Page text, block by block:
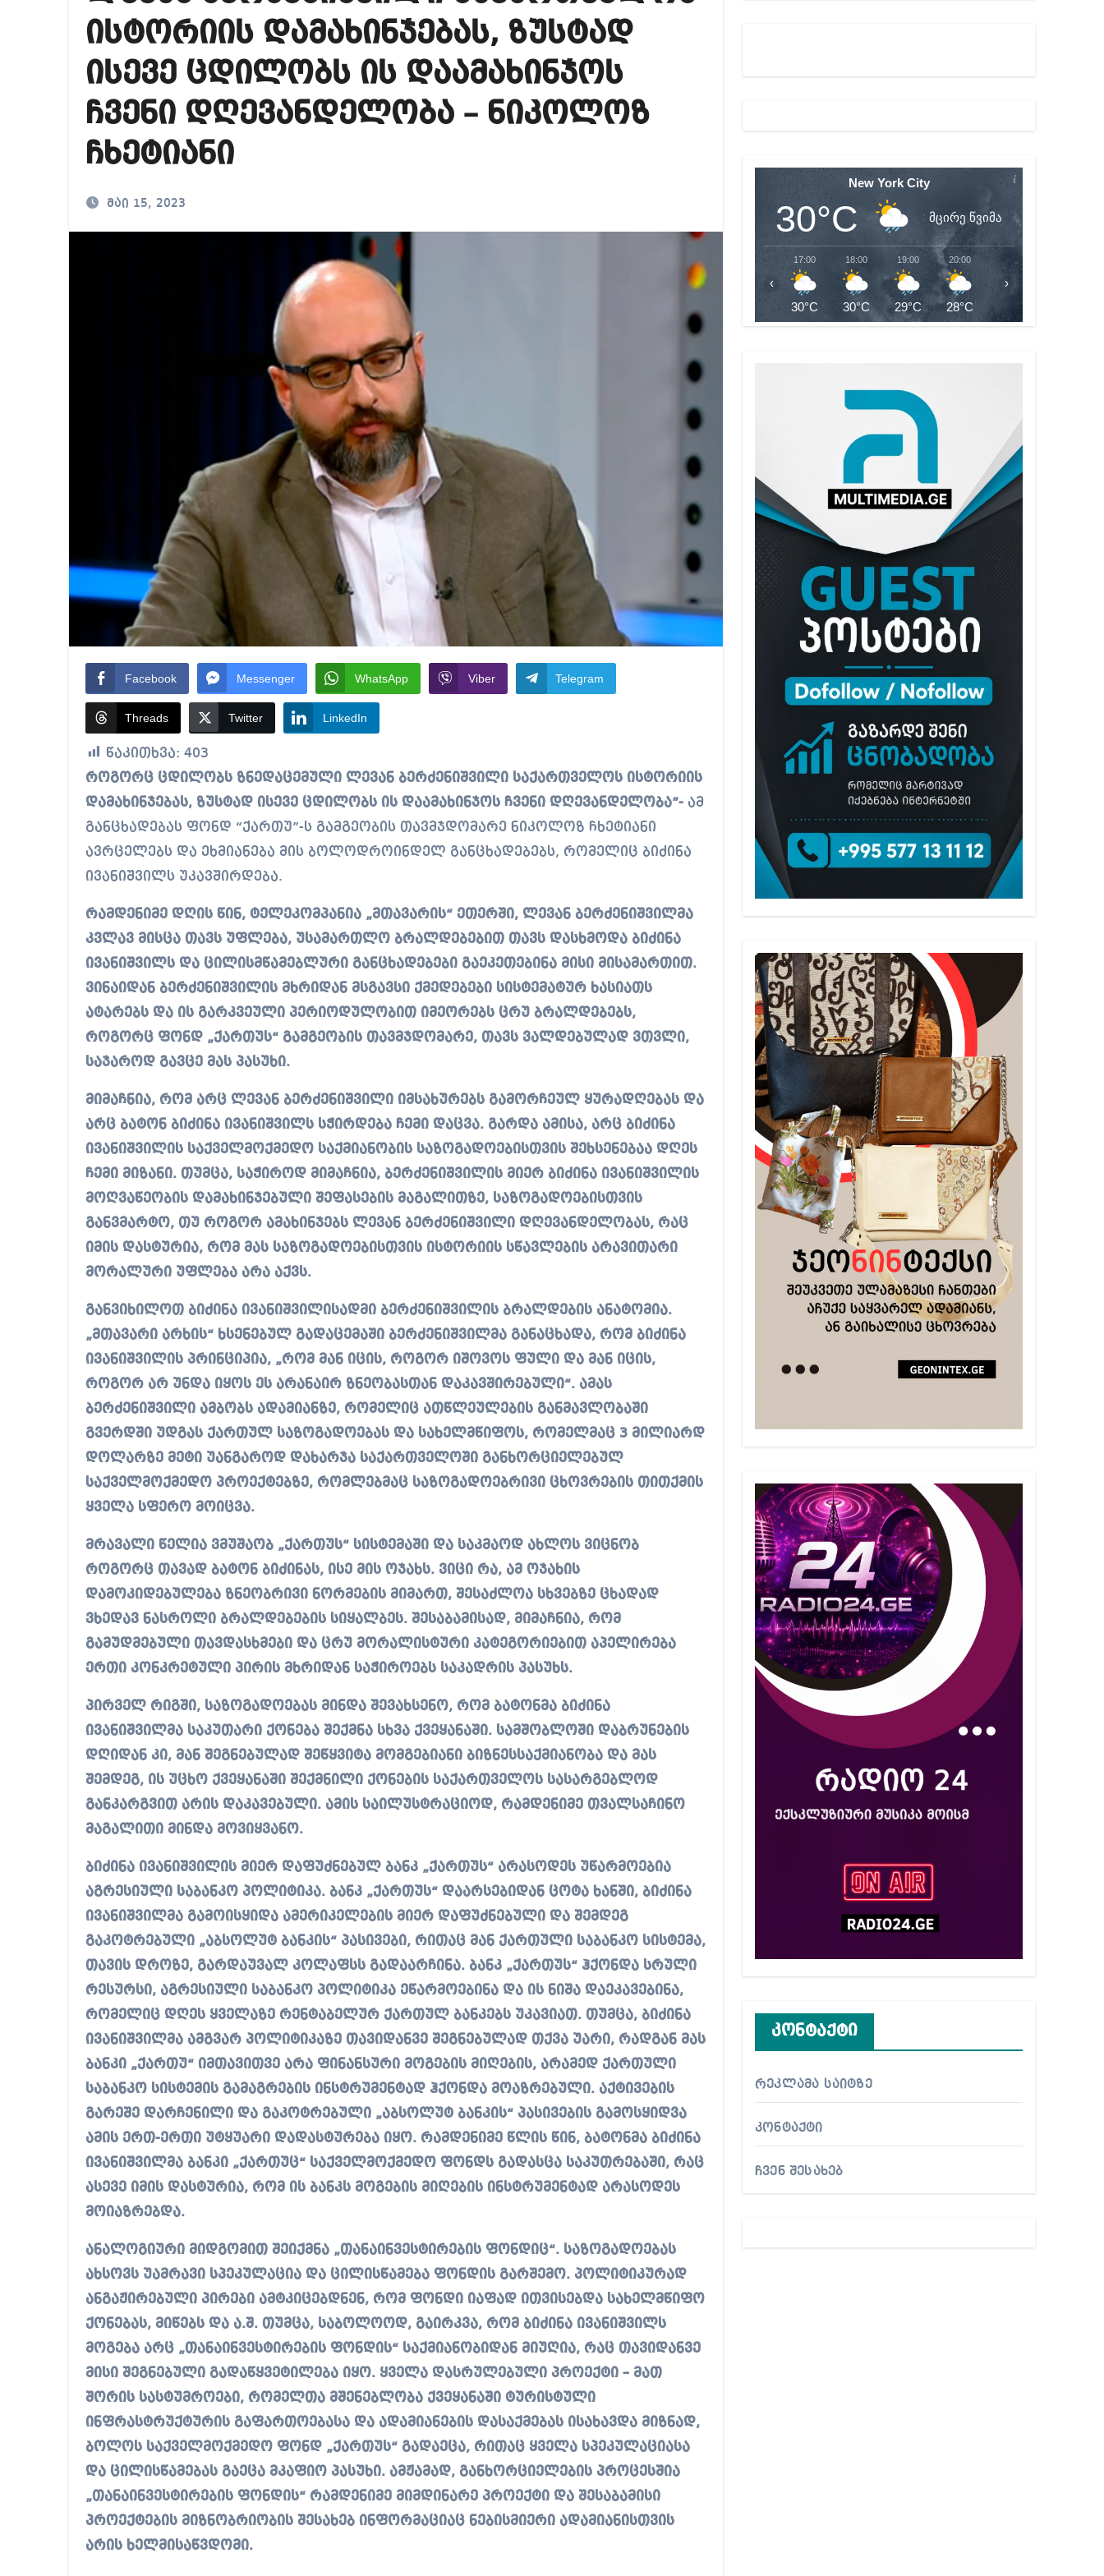
იმდენად დიდია საზოგადოებაში აგრესია, რომ ბოლოს, შეიძლება ტრაგიკულ შედეგებამდე მივიდეთ – ირმა ინაშვილი
ნია იმნაძეს ბრალი ოფიციალურად წაუყენეს – აღნიშნული მუხლი 13 წლამდე პატიმრობას ითვალისწინებს
ისტორიის დამახინჯებას, ზუსტად
ისევე ცდილობს ის დაამახინჯოს
ჩვენი დღევანდელობა – ნიკოლოზ
ჩხეტიანი
მაი 15, 2023
Facebook Messenger WhatsApp Viber Telegram
Threads Twitter LinkedIn
წაკითხვა: 403
როგორც ცდილობს ზნედაცემული ლევან ბერძენიშვილი საქართველოს ისტორიის
დამახინჯებას, ზუსტად ისევე ცდილობს ის დაამახინჯოს ჩვენი დღევანდელობა”- ამ
განცხადებას ფონდ “ქართუ”-ს გამგეობის თავმჯდომარე ნიკოლოზ ჩხეტიანი
ავრცელებს და ეხმიანება მის ბოლოდროინდელ განცხადებებს, რომელიც ბიძინა
ივანიშვილს უკავშირდება.
რამდენიმე დღის წინ, ტელეკომპანია „მთავარის“ ეთერში, ლევან ბერძენიშვილმა
კვლავ მისცა თავს უფლება, უსამართლო ბრალდებებით თავს დასხმოდა ბიძინა
ივანიშვილს და ცილისმწამებლური განცხადებები გაეკეთებინა მისი მისამართით.
ვინაიდან ბერძენიშვილის მხრიდან მსგავსი ქმედებები სისტემატურ ხასიათს
ატარებს და ის გარკვეული პერიოდულობით იმეორებს ცრუ ბრალდებებს,
როგორც ფონდ „ქართუს“ გამგეობის თავმჯდომარე, თავს ვალდებულად ვთვლი,
საჯაროდ გავცე მას პასუხი.
მიმაჩნია, რომ არც ლევან ბერძენიშვილი იმსახურებს გამორჩეულ ყურადღებას და
არც ბატონ ბიძინა ივანიშვილს სჭირდება ჩემი დაცვა. გარდა ამისა, არც ბიძინა
ივანიშვილის საქველმოქმედო საქმიანობის საზოგადოებისთვის შეხსენებაა დღეს
ჩემი მიზანი. თუმცა, საჭიროდ მიმაჩნია, ბერძენიშვილის მიერ ბიძინა ივანიშვილის
მოღვაწეობის დამახინჯებული შეფასების მაგალითზე, საზოგადოებისთვის
განვმარტო, თუ როგორ ამახინჯებს ლევან ბერძენიშვილი დღევანდელობას, რაც
იმის დასტურია, რომ მას საზოგადოებისთვის ისტორიის სწავლების არავითარი
მორალური უფლება არა აქვს.
განვიხილოთ ბიძინა ივანიშვილისადმი ბერძენიშვილის ბრალდების ანატომია.
„მთავარი არხის“ ხსენებულ გადაცემაში ბერძენიშვილმა განაცხადა, რომ ბიძინა
ივანიშვილის პრინციპია, „რომ მან იცის, როგორ იშოვოს ფული და მან იცის,
როგორ არ უნდა იყოს ეს არანაირ ზნეობასთან დაკავშირებული“. ამას
ბერძენიშვილი ამბობს ადამიანზე, რომელიც ათწლეულების განმავლობაში
გვერდში უდგას ქართულ საზოგადოებას და სახელმწიფოს, რომელმაც 3 მილიარდ
დოლარზე მეტი უანგაროდ დახარჯა საქართველოში განხორციელებულ
საქველმოქმედო პროექტებზე, რომლებმაც საზოგადოებრივი ცხოვრების თითქმის
ყველა სფერო მოიცვა.
მრავალი წელია ვმუშაობ „ქართუს“ სისტემაში და საკმაოდ ახლოს ვიცნობ
როგორც თავად ბატონ ბიძინას, ისე მის ოჯახს. ვიცი რა, ამ ოჯახის
დამოკიდებულება ზნეობრივი ნორმების მიმართ, შესაძლოა სხვებზე ცხადად
ვხედავ ნასროლი ბრალდებების სიყალბეს. შესაბამისად, მიმაჩნია, რომ
გამუდმებული თავდასხმები და ცრუ მორალისტური კატეგორიებით აპელირება
ერთი კონკრეტული პირის მხრიდან საჭიროებს საკადრის პასუხს.
პირველ რიგში, საზოგადოებას მინდა შევახსენო, რომ ბატონმა ბიძინა
ივანიშვილმა საკუთარი ქონება შექმნა სხვა ქვეყანაში. სამშობლოში დაბრუნების
დღიდან კი, მან შეგნებულად შეწყვიტა მომგებიანი ბიზნესსაქმიანობა და მას
შემდეგ, ის უცხო ქვეყანაში შექმნილი ქონების საქართველოს სასარგებლოდ
განკარგვით არის დაკავებული. ამის საილუსტრაციოდ, რამდენიმე თვალსაჩინო
მაგალითი მინდა მოვიყვანო.
ბიძინა ივანიშვილის მიერ დაფუძნებულ ბანკ „ქართუს“ არასოდეს უწარმოებია
აგრესიული საბანკო პოლიტიკა. ბანკ „ქართუს“ დაარსებიდან ცოტა ხანში, ბიძინა
ივანიშვილმა გამოისყიდა ამერიკელების მიერ დაფუძნებული და შემდეგ
გაკოტრებული „აბსოლუტ ბანკის“ პასივები, რითაც მან ქართული საბანკო სისტემა,
თავის დროზე, გარდაუვალ კოლაფსს გადაარჩინა. ბანკ „ქართუს“ ჰქონდა სრული
რესურსი, აგრესიული საბანკო პოლიტიკა ეწარმოებინა და ის ნიშა დაეკავებინა,
რომელიც დღეს ყველაზე რენტაბელურ ქართულ ბანკებს უკავიათ. თუმცა, ბიძინა
ივანიშვილმა ამგვარ პოლიტიკაზე თავიდანვე შეგნებულად თქვა უარი, რადგან მას
ბანკი „ქართუ“ იმთავითვე არა ფინანსური მოგების მიღების, არამედ ქართული
საბანკო სისტემის გამაგრების ინსტრუმენტად ჰქონდა მოაზრებული. აქტივების
გარეშე დარჩენილი და გაკოტრებული „აბსოლუტ ბანკის“ პასივების გამოსყიდვა
ამის ერთ-ერთი უტყუარი დადასტურება იყო. რამდენიმე წლის წინ, ბატონმა ბიძინა
ივანიშვილმა ბანკი „ქართუც“ საქველმოქმედო ფონდს გადასცა საკუთრებაში, რაც
ასევე იმის დასტურია, რომ ის ბანკს მოგების მიღების ინსტრუმენტად არასოდეს
მოიაზრებდა.
ანალოგიური მიდგომით შეიქმნა „თანაინვესტირების ფონდიც“. საზოგადოებას
ახსოვს უამრავი სპეკულაცია და ცილისწამება ფონდის გარშემო. პოლიტიკურად
ანგაჟირებული პირები ამტკიცებდნენ, რომ ფონდი იაფად ითვისებდა სახელმწიფო
ქონებას, მიწებს და ა.შ. თუმცა, საბოლოოდ, გაირკვა, რომ ბიძინა ივანიშვილს
მოგება არც „თანაინვესტირების ფონდის“ საქმიანობიდან მიუღია, რაც თავიდანვე
მისი შეგნებული გადაწყვეტილება იყო. ყველა დასრულებული პროექტი – მათ
შორის სასტუმროები, რომელთა მშენებლობა ქვეყანაში ტურისტული
ინფრასტრუქტურის გაფართოებასა და ადამიანების დასაქმებას ისახავდა მიზნად,
ბოლოს საქველმოქმედო ფონდ „ქართუს“ გადაეცა, რითაც ყველა სპეკულაციასა
და ცილისწამებას გაეცა მკაფიო პასუხი. ამჟამად, განხორციელების პროცესშია
„თანაინვესტირების ფონდის“ რამდენიმე მიმდინარე პროექტი და შესაბამისი
პროექტების მიზნობრიობის შესახებ ინფორმაციაც ნებისმიერი ადამიანისთვის
არის ხელმისაწვდომი.
New York City
30°C მცირე წვიმა
17:00
30°C
18:00
30°C
19:00
29°C
20:00
28°C
21:00
27°C
‹ ›
კონტაქტი
რეკლამა საიტზე
კონტაქტი
ჩვენ შესახებ